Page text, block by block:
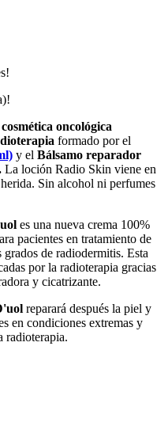
oncológica
formado por el
y el Bálsamo reparador
La loción Radio Skin viene en
Sin alcohol ni perfumes
es una nueva crema 100%
pacientes en tratamiento de
de radiodermitis. Esta
por la radioterapia gracias
y cicatrizante.
reparará después la piel y
en condiciones extremas y
radioterapia.